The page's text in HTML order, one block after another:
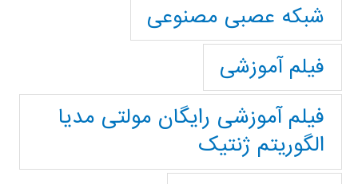
شبکه عصبی مصنوعی
فیلم آموزشی
فیلم آموزشی رایگان مولتی مدیا
الگوریتم ژنتیک